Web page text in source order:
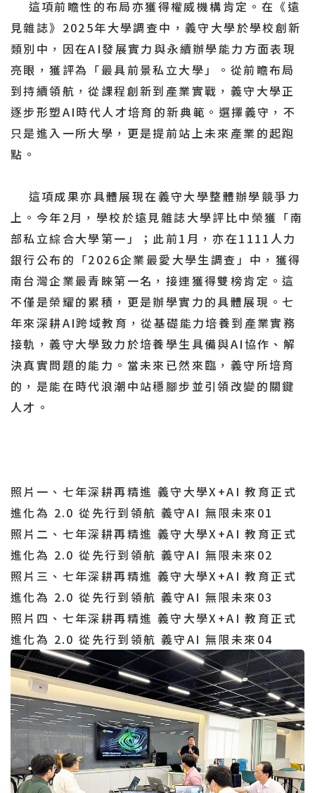
這項前瞻性的布局亦獲得權威機構肯定。在《遠
見雜誌》2025年大學調查中，義守大學於學校創新
類別中，因在AI發展實力與永續辦學能力方面表現
亮眼，獲評為「最具前景私立大學」。從前瞻布局
到持續領航，從課程創新到產業實戰，義守大學正
逐步形塑AI時代人才培育的新典範。選擇義守，不
只是進入一所大學，更是提前站上未來產業的起跑
點。
這項成果亦具體展現在義守大學整體辦學競爭力
上。今年2月，學校於遠見雜誌大學評比中榮獲「南
部私立綜合大學第一」；此前1月，亦在1111人力
銀行公布的「2026企業最愛大學生調查」中，獲得
南台灣企業最青睞第一名，接連獲得雙榜肯定。這
不僅是榮耀的累積，更是辦學實力的具體展現。七
年來深耕AI跨域教育，從基礎能力培養到產業實務
接軌，義守大學致力於培養學生具備與AI協作、解
決真實問題的能力。當未來已然來臨，義守所培育
的，是能在時代浪潮中站穩腳步並引領改變的關鍵
人才。
照片一、 七年深耕再精進 義守大學X+AI 教育正式
進化為 2.0 從先行到領航 義守AI 無限未來01
照片二、 七年深耕再精進 義守大學X+AI 教育正式
進化為 2.0 從先行到領航 義守AI 無限未來02
照片三、 七年深耕再精進 義守大學X+AI 教育正式
進化為 2.0 從先行到領航 義守AI 無限未來03
照片四、 七年深耕再精進 義守大學X+AI 教育正式
進化為 2.0 從先行到領航 義守AI 無限未來04